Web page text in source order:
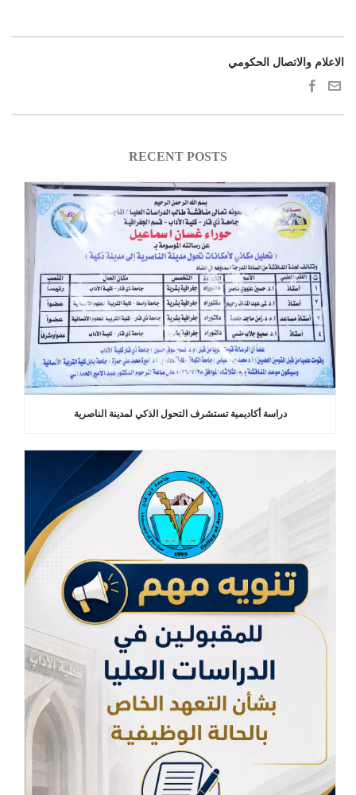
الاعلام والاتصال الحكومي
RECENT POSTS
دراسة أكاديمية تستشرف التحول الذكي لمدينة الناصرية